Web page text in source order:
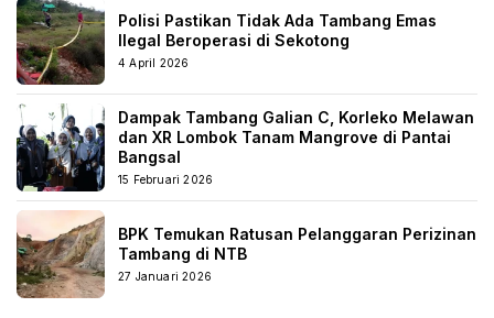
Polisi Pastikan Tidak Ada Tambang Emas
Ilegal Beroperasi di Sekotong
4 April 2026
Dampak Tambang Galian C, Korleko Melawan
dan XR Lombok Tanam Mangrove di Pantai
Bangsal
15 Februari 2026
BPK Temukan Ratusan Pelanggaran Perizinan
Tambang di NTB
27 Januari 2026